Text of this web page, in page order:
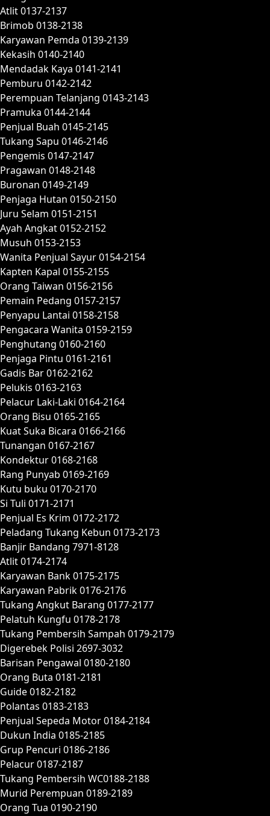
Atlit 0137-2137
Brimob 0138-2138
Karyawan Pemda 0139-2139
Kekasih 0140-2140
Mendadak Kaya 0141-2141
Pemburu 0142-2142
Perempuan Telanjang 0143-2143
Pramuka 0144-2144
Penjual Buah 0145-2145
Tukang Sapu 0146-2146
Pengemis 0147-2147
Pragawan 0148-2148
Buronan 0149-2149
Penjaga Hutan 0150-2150
Juru Selam 0151-2151
Ayah Angkat 0152-2152
Musuh 0153-2153
Wanita Penjual Sayur 0154-2154
Kapten Kapal 0155-2155
Orang Taiwan 0156-2156
Pemain Pedang 0157-2157
Penyapu Lantai 0158-2158
Pengacara Wanita 0159-2159
Penghutang 0160-2160
Penjaga Pintu 0161-2161
Gadis Bar 0162-2162
Pelukis 0163-2163
Pelacur Laki-Laki 0164-2164
Orang Bisu 0165-2165
Kuat Suka Bicara 0166-2166
Tunangan 0167-2167
Kondektur 0168-2168
Rang Punyab 0169-2169
Kutu buku 0170-2170
Si Tuli 0171-2171
Penjual Es Krim 0172-2172
Peladang Tukang Kebun 0173-2173
Banjir Bandang 7971-8128
Atlit 0174-2174
Karyawan Bank 0175-2175
Karyawan Pabrik 0176-2176
Tukang Angkut Barang 0177-2177
Pelatuh Kungfu 0178-2178
Tukang Pembersih Sampah 0179-2179
Digerebek Polisi 2697-3032
Barisan Pengawal 0180-2180
Orang Buta 0181-2181
Guide 0182-2182
Polantas 0183-2183
Penjual Sepeda Motor 0184-2184
Dukun India 0185-2185
Grup Pencuri 0186-2186
Pelacur 0187-2187
Tukang Pembersih WC0188-2188
Murid Perempuan 0189-2189
Orang Tua 0190-2190